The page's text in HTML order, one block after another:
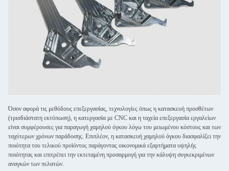
Όσον αφορά τις μεθόδους επεξεργασίας, τεχνολογίες όπως η κατασκευή προσθέτων
(τρισδιάστατη εκτύπωση), η κατεργασία με CNC και η ταχεία επεξεργασία εργαλείων
είναι συμφέρουσες για παραγωγή χαμηλού όγκου λόγω του μειωμένου κόστους και των
ταχύτερων χρόνων παράδοσης. Επιπλέον, η κατασκευή χαμηλού όγκου διασφαλίζει την
ποιότητα του τελικού προϊόντος παράγοντας οικονομικά εξαρτήματα υψηλής
ποιότητας και επιτρέπει την εκτεταμένη προσαρμογή για την κάλυψη συγκεκριμένων
αναγκών των πελατών.